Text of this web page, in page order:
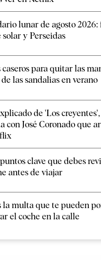
lunar de agosto 2026:
solar y Perseidas
caseros para quitar las
las sandalias en verano
de 'Los
con José Coronado que
clave que debes
antes de viajar
la multa que te pueden
el coche en la calle